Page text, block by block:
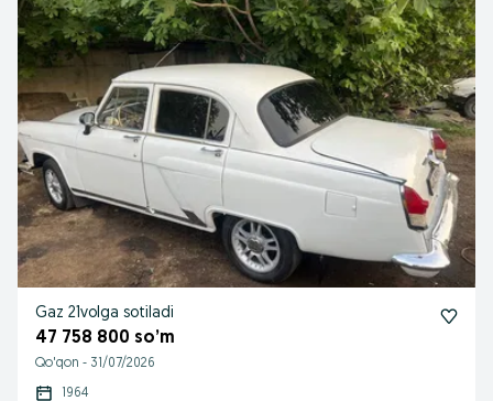
Gaz 21volga sotiladi
47 758 800 so’m
Qo'qon - 31/07/2026
1964